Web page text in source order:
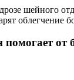
шейного
облегчение
от